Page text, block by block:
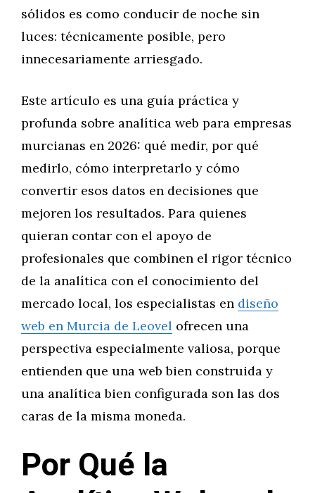
sólidos es como conducir de noche sin
luces: técnicamente posible, pero
innecesariamente arriesgado.
Este artículo es una guía práctica y
profunda sobre analítica web para empresas
murcianas en 2026: qué medir, por qué
medirlo, cómo interpretarlo y cómo
convertir esos datos en decisiones que
mejoren los resultados. Para quienes
quieran contar con el apoyo de
profesionales que combinen el rigor técnico
de la analítica con el conocimiento del
mercado local, los especialistas en diseño
web en Murcia de Leovel ofrecen una
perspectiva especialmente valiosa, porque
entienden que una web bien construida y
una analítica bien configurada son las dos
caras de la misma moneda.
Por Qué la